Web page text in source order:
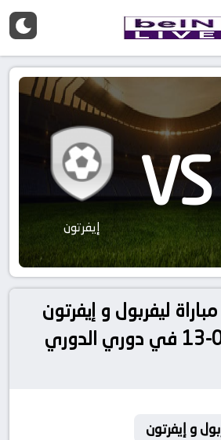
VS إيفرتون
ليفربول و إيفرتون
بتاريخ 2023-02-13 في دوري الدوري
و إيفرتون